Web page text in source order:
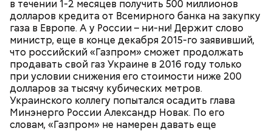
в течении 1-2 месяцев получить 500 миллионов
долларов кредита от Всемирного банка на закупку
газа в Европе. А у России – ни-ни! Держит слово
министр, еще в конце декабря 2015-го заявивший,
что российский «Газпром» сможет продолжать
продавать свой газ Украине в 2016 году только
при условии снижения его стоимости ниже 200
долларов за тысячу кубических метров.
Украинского коллегу попытался осадить глава
Минэнерго России Александр Новак. По его
словам, «Газпром» не намерен давать еще
19 декабря с утра люди шли в церковь, служили
молебны святому Николаю, а после этого сообща
накрывали большие столы и начинали веселиться.
«Для кума Никольщина бражку варит, для кумы –
пироги печет»; «На Никольщину зови друга, зови и
ворога — оба будут друзья».
1 морковь;
1 петрушка;
1/4 репы;
2 головки лука;
6-8 картофелин;
1/2 кочана капусты;
2 помидора;
4 ст. ложки растительного масла;
кипении варить 15-20 минут. В конце варки в суп
положить красные помидоры, нарезанные
дольками, соль, перец горошком и лавровый лист,
дать закипеть и кастрюлю сдвинуть на край
плиты. Разлить по тарелкам и посыпать
мелкорубленой зеленью укропа и петрушки.